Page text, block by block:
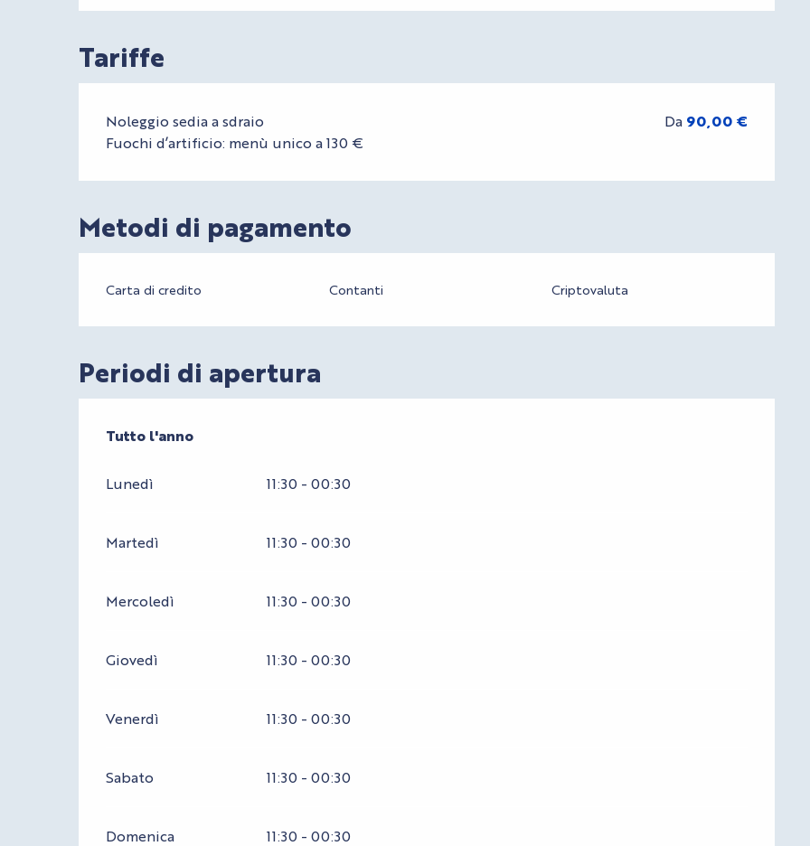
Tariffe
Tariffe 2026
Noleggio sedia a sdraio Da 90,00 €
Fuochi d’artificio: menù unico a 130 €
Metodi di pagamento
Carta di credito Contanti Criptovaluta
Periodi di apertura
Tutto l'anno
Tutto l'anno
Lunedì 11:30 - 00:30
Martedì 11:30 - 00:30
Mercoledì 11:30 - 00:30
Giovedì 11:30 - 00:30
Venerdì 11:30 - 00:30
Sabato 11:30 - 00:30
Domenica 11:30 - 00:30